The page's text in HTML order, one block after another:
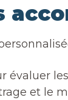
évaluer
et le